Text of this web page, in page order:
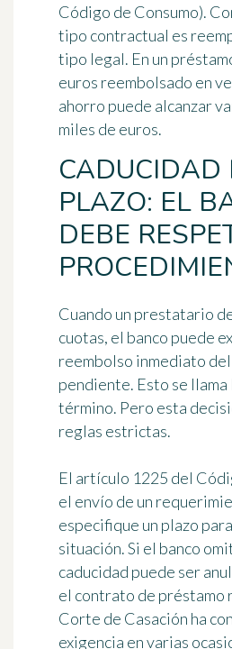
Código de Consumo).
tipo contractual es
tipo legal. En un
euros reembolsado en
ahorro puede alcanzar
miles de euros.
CADUCIDAD
PLAZO: EL
DEBE
Cuando un prestatario
cuotas, el banco puede
reembolso inmediato
pendiente. Esto se llama
término. Pero esta
reglas estrictas.
El artículo 1225 del
el envío de un
especifique un plazo
situación. Si el banco
caducidad puede ser
el contrato de préstamo
Corte de Casación ha
exigencia en varias